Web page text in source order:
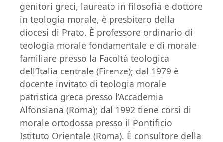
genitori greci, laureato in filosofia e dottore
in teologia morale, è presbitero della
diocesi di Prato. È professore ordinario di
teologia morale fondamentale e di morale
familiare presso la Facoltà teologica
dell’Italia centrale (Firenze); dal 1979 è
docente invitato di teologia morale
patristica greca presso l’Accademia
Alfonsiana (Roma); dal 1992 tiene corsi di
morale ortodossa presso il Pontificio
Istituto Orientale (Roma). È consultore della